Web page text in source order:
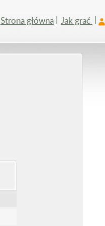
Strona główna Jak grać